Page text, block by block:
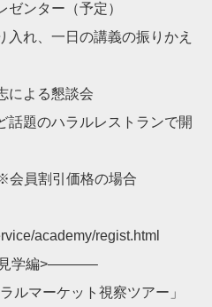
ター（予定）
入れ、一日の講義の振りかえ
による懇談会
話題のハラルレストランで開
会員割引価格の場合
academy/regist.html
見学編>———–
ルマーケット視察ツアー」